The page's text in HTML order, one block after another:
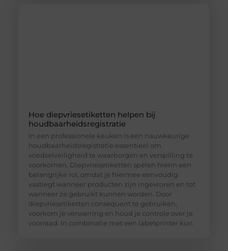
Hoe diepvriesetiketten helpen bij
houdbaarheidsregistratie
In een professionele keuken is een nauwkeurige
houdbaarheidsregistratie essentieel om
voedselveiligheid te waarborgen en verspilling te
voorkomen. Diepvriesetiketten spelen hierin een
belangrijke rol, omdat je hiermee eenvoudig
vastlegt wanneer producten zijn ingevroren en tot
wanneer ze gebruikt kunnen worden. Door
diepvriesetiketten consequent te gebruiken,
voorkom je verwarring en houd je controle over je
voorraad. In combinatie met een labelprinter kun